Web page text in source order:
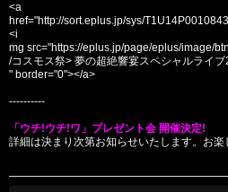
<a
href="http://sort.eplus.jp/sys/
<i
mg src="https://eplus.jp/page/eplus/image/
/コスモス祭> 夢の超絶響宴スペシャルライ
" border="0"></a>
----------
「ウチ!ウチ!ワ」プレゼント会 開催決定!
詳細は決まり次第お知らせいたします。お楽